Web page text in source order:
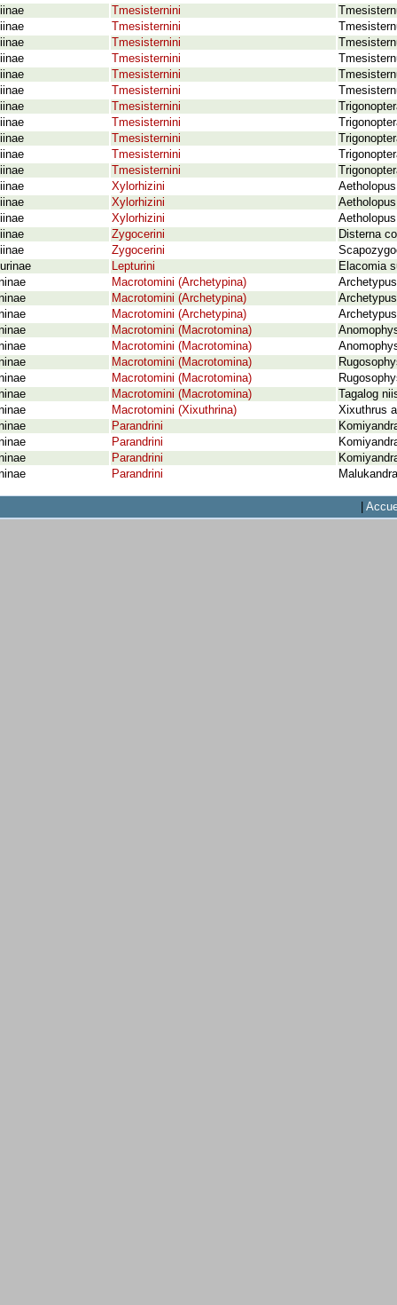
Tmesisternini
Tmesisternini
Tmesisternini
Tmesisternini
Tmesisternini
Tmesisternini
Tmesisternini
Tmesisternini
Tmesisternini
Tmesisternini
Tmesisternini
Xylorhizini
Xylorhizini
Xylorhizini
Zygocerini
Disterna
Zygocerini
Lepturini
Elacomia
Macrotomini (Archetypina)
Macrotomini (Archetypina)
Macrotomini (Archetypina)
Macrotomini (Macrotomina)
Macrotomini (Macrotomina)
Macrotomini (Macrotomina)
Macrotomini (Macrotomina)
Macrotomini (Macrotomina)
Tagalog
Macrotomini (Xixuthrina)
Xixuthrus
Parandrini
Parandrini
Parandrini
Parandrini